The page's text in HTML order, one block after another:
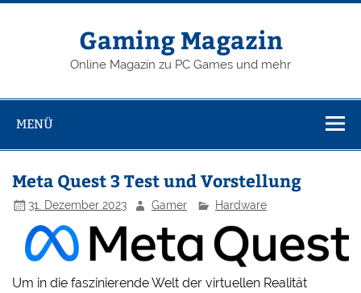
Zum
Gaming Magazin
Online Magazin zu PC Games und mehr
MENÜ
Meta Quest 3 Test und Vorstellung
31. Dezember 2023 Gamer Hardware
Um in die faszinierende Welt der virtuellen Realität